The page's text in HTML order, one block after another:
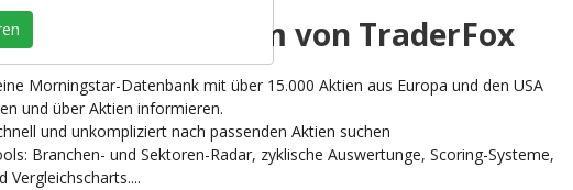
Plattform von TraderFox
Morningstar-Datenbank mit über 15.000 Aktien aus Europa und den USA
und über Aktien informieren.
und unkompliziert nach passenden Aktien suchen
Branchen- und Sektoren-Radar, zyklische Auswertunge, Scoring-Systeme,
Vergleichscharts....